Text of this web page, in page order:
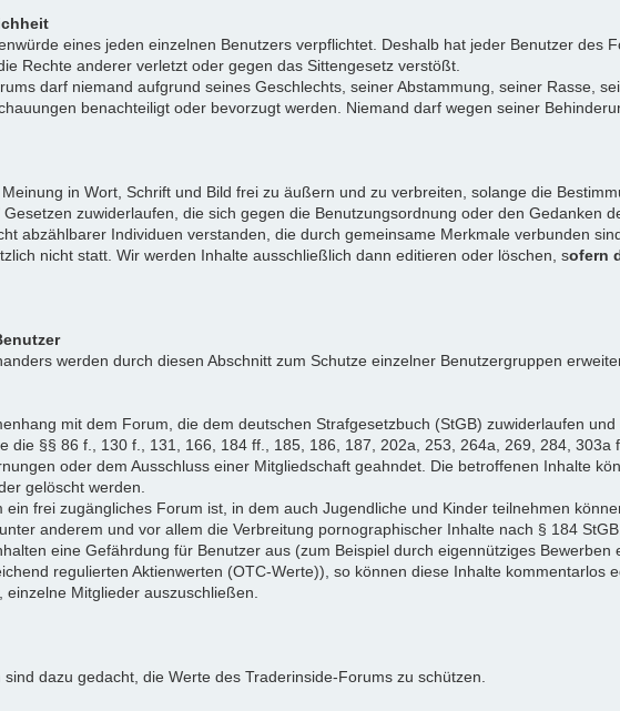
eines jeden einzelnen Benutzers verpflichtet. Deshalb hat jeder Benutzer des
Rechte anderer verletzt oder gegen das Sittengesetz verstößt.
darf niemand aufgrund seines Geschlechts, seiner Abstammung, seiner Rasse,
benachteiligt oder bevorzugt werden. Niemand darf wegen seiner
in Wort, Schrift und Bild frei zu äußern und zu verbreiten, solange die
zuwiderlaufen, die sich gegen die Benutzungsordnung oder den Gedanken
abzählbarer Individuen verstanden, die durch gemeinsame Merkmale verbunden
nicht statt. Wir werden Inhalte ausschließlich dann editieren oder löschen, sofern
werden durch diesen Abschnitt zum Schutze einzelner Benutzergruppen
mit dem Forum, die dem deutschen Strafgesetzbuch (StGB) zuwiderlaufen
die §§ 86 f., 130 f., 131, 166, 184 ff., 185, 186, 187, 202a, 253, 264a, 269, 284, 303a
oder dem Ausschluss einer Mitgliedschaft geahndet. Die betroffenen Inhalte
gelöscht werden.
frei zugängliches Forum ist, in dem auch Jugendliche und Kinder teilnehmen
anderem und vor allem die Verbreitung pornographischer Inhalte nach § 184 StGB.
eine Gefährdung für Benutzer aus (zum Beispiel durch eigennütziges
regulierten Aktienwerten (OTC-Werte)), so können diese Inhalte kommentarlos
Mitglieder auszuschließen.
dazu gedacht, die Werte des Traderinside-Forums zu schützen.